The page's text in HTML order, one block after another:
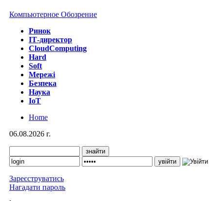
Компьютерное Обозрение
Ринок
IТ-директор
CloudComputing
Hard
Soft
Мережі
Безпека
Наука
IoT
Home
06.08.2026 г.
Зареєструватись
Нагадати пароль